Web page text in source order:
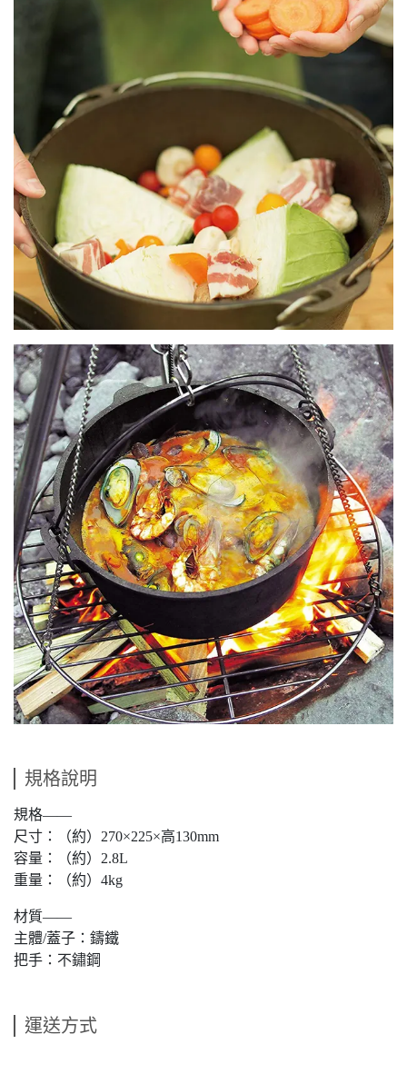
規格說明
規格——
尺寸：（約）270×225×高130mm
容量：（約）2.8L
重量：（約）4kg
材質——
主體/蓋子：鑄鐵
把手：不鏽鋼
運送方式